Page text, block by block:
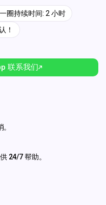
一圈持续时间: 2 小时
！
联系我们
24/7 帮助。